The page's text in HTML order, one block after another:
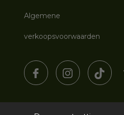
Algemene
verkoopsvoorwaarden